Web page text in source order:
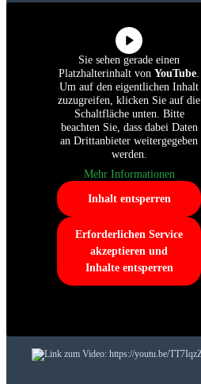
Sie sehen gerade einen
Platzhalterinhalt von YouTube.
Um auf den eigentlichen Inhalt
zuzugreifen, klicken Sie auf die
Schaltfläche unten. Bitte
beachten Sie, dass dabei Daten
an Drittanbieter weitergegeben
werden.
Mehr Informationen
Inhalt entsperren
Erforderlichen Service
akzeptieren und
Inhalte entsperren